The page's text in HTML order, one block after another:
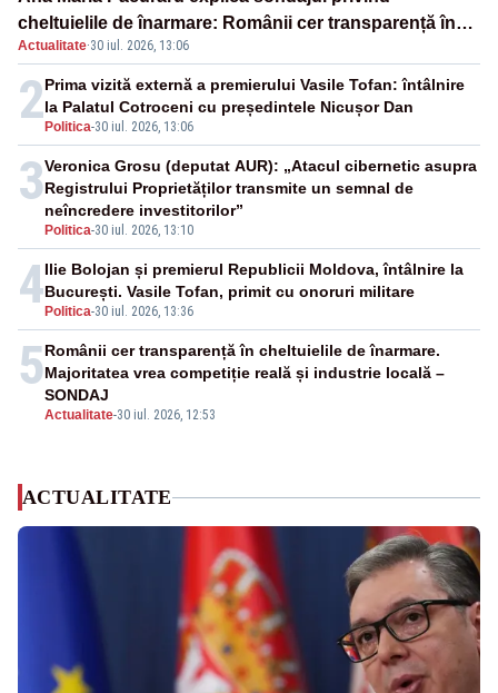
cheltuielile de înarmare: Românii cer transparență în
achiziții și un echilibru între partenerii externi
Actualitate·30 iul. 2026, 13:06
2 Politica-30 iul. 2026, 13:06
Prima vizită externă a premierului Vasile Tofan: întâlnire
la Palatul Cotroceni cu președintele Nicușor Dan
3
Politica-30 iul. 2026, 13:10
Veronica Grosu (deputat AUR): „Atacul cibernetic asupra
Registrului Proprietăților transmite un semnal de
neîncredere investitorilor”
4 Politica-30 iul. 2026, 13:36
Ilie Bolojan și premierul Republicii Moldova, întâlnire la
București. Vasile Tofan, primit cu onoruri militare
5
Actualitate-30 iul. 2026, 12:53
Românii cer transparență în cheltuielile de înarmare.
Majoritatea vrea competiție reală și industrie locală –
SONDAJ
ACTUALITATE